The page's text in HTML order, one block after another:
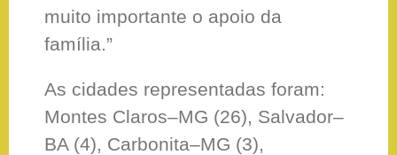
muito importante o apoio da
família.”
As cidades representadas foram:
Montes Claros–MG (26), Salvador–
BA (4), Carbonita–MG (3),